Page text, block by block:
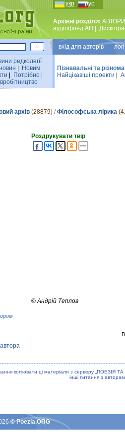
укр рус
Архівні розділи: АВТОРИ
аудiофонд АП
вхiд для авторiв
редколегiї
Новим
Потрiбно
Пізнавальні та
Найцiкавiшi проекти
архів (28879) /Філософська лірика
Роздрукувати твір
©Андрій Теплов
автора
копiювати цi матерiали з серверу „ПОЕЗIЯ
iншi питання з
© Poezia.ORG